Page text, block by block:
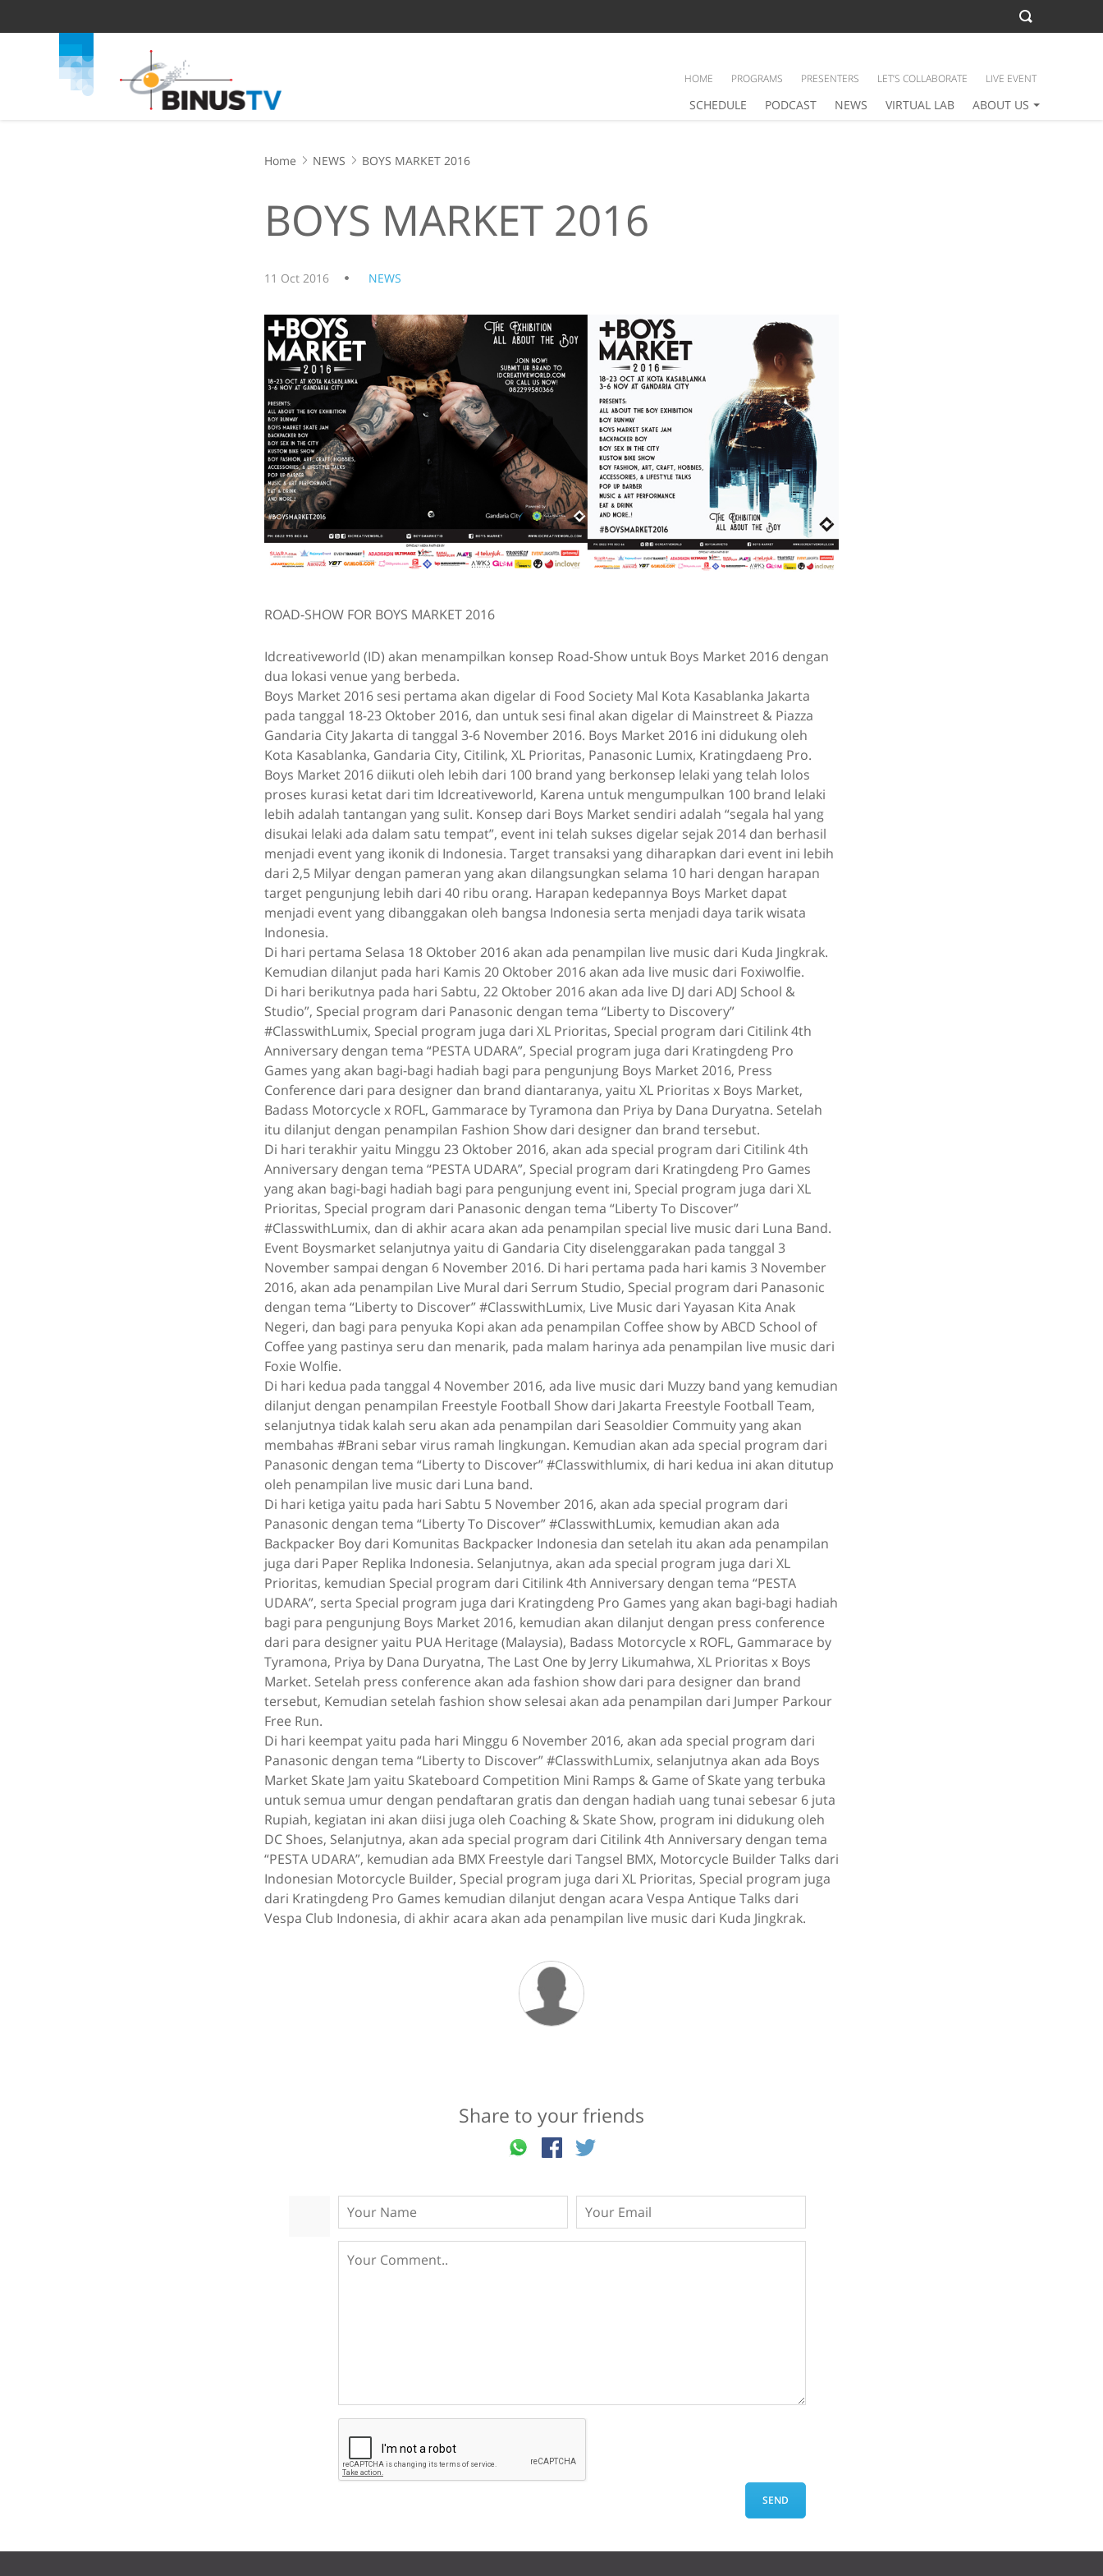
SCHEDULE PODCAST NEWS VIRTUAL LAB ABOUT US
HOME PROGRAMS PRESENTERS LET’S COLLABORATE LIVE EVENT
Home NEWS BOYS MARKET 2016
BOYS MARKET 2016
11 Oct 2016 NEWS
ROAD-SHOW FOR BOYS MARKET 2016
Idcreativeworld (ID) akan menampilkan konsep Road-Show untuk Boys Market 2016 dengan
dua lokasi venue yang berbeda.
Boys Market 2016 sesi pertama akan digelar di Food Society Mal Kota Kasablanka Jakarta
pada tanggal 18-23 Oktober 2016, dan untuk sesi final akan digelar di Mainstreet & Piazza
Gandaria City Jakarta di tanggal 3-6 November 2016. Boys Market 2016 ini didukung oleh
Kota Kasablanka, Gandaria City, Citilink, XL Prioritas, Panasonic Lumix, Kratingdaeng Pro.
Boys Market 2016 diikuti oleh lebih dari 100 brand yang berkonsep lelaki yang telah lolos
proses kurasi ketat dari tim Idcreativeworld, Karena untuk mengumpulkan 100 brand lelaki
lebih adalah tantangan yang sulit. Konsep dari Boys Market sendiri adalah “segala hal yang
disukai lelaki ada dalam satu tempat”, event ini telah sukses digelar sejak 2014 dan berhasil
menjadi event yang ikonik di Indonesia. Target transaksi yang diharapkan dari event ini lebih
dari 2,5 Milyar dengan pameran yang akan dilangsungkan selama 10 hari dengan harapan
target pengunjung lebih dari 40 ribu orang. Harapan kedepannya Boys Market dapat
menjadi event yang dibanggakan oleh bangsa Indonesia serta menjadi daya tarik wisata
Indonesia.
Di hari pertama Selasa 18 Oktober 2016 akan ada penampilan live music dari Kuda Jingkrak.
Kemudian dilanjut pada hari Kamis 20 Oktober 2016 akan ada live music dari Foxiwolfie.
Di hari berikutnya pada hari Sabtu, 22 Oktober 2016 akan ada live DJ dari ADJ School &
Studio”, Special program dari Panasonic dengan tema “Liberty to Discovery”
#ClasswithLumix, Special program juga dari XL Prioritas, Special program dari Citilink 4th
Anniversary dengan tema “PESTA UDARA”, Special program juga dari Kratingdeng Pro
Games yang akan bagi-bagi hadiah bagi para pengunjung Boys Market 2016, Press
Conference dari para designer dan brand diantaranya, yaitu XL Prioritas x Boys Market,
Badass Motorcycle x ROFL, Gammarace by Tyramona dan Priya by Dana Duryatna. Setelah
itu dilanjut dengan penampilan Fashion Show dari designer dan brand tersebut.
Di hari terakhir yaitu Minggu 23 Oktober 2016, akan ada special program dari Citilink 4th
Anniversary dengan tema “PESTA UDARA”, Special program dari Kratingdeng Pro Games
yang akan bagi-bagi hadiah bagi para pengunjung event ini, Special program juga dari XL
Prioritas, Special program dari Panasonic dengan tema “Liberty To Discover”
#ClasswithLumix, dan di akhir acara akan ada penampilan special live music dari Luna Band.
Event Boysmarket selanjutnya yaitu di Gandaria City diselenggarakan pada tanggal 3
November sampai dengan 6 November 2016. Di hari pertama pada hari kamis 3 November
2016, akan ada penampilan Live Mural dari Serrum Studio, Special program dari Panasonic
dengan tema “Liberty to Discover” #ClasswithLumix, Live Music dari Yayasan Kita Anak
Negeri, dan bagi para penyuka Kopi akan ada penampilan Coffee show by ABCD School of
Coffee yang pastinya seru dan menarik, pada malam harinya ada penampilan live music dari
Foxie Wolfie.
Di hari kedua pada tanggal 4 November 2016, ada live music dari Muzzy band yang kemudian
dilanjut dengan penampilan Freestyle Football Show dari Jakarta Freestyle Football Team,
selanjutnya tidak kalah seru akan ada penampilan dari Seasoldier Commuity yang akan
membahas #Brani sebar virus ramah lingkungan. Kemudian akan ada special program dari
Panasonic dengan tema “Liberty to Discover” #Classwithlumix, di hari kedua ini akan ditutup
oleh penampilan live music dari Luna band.
Di hari ketiga yaitu pada hari Sabtu 5 November 2016, akan ada special program dari
Panasonic dengan tema “Liberty To Discover” #ClasswithLumix, kemudian akan ada
Backpacker Boy dari Komunitas Backpacker Indonesia dan setelah itu akan ada penampilan
juga dari Paper Replika Indonesia. Selanjutnya, akan ada special program juga dari XL
Prioritas, kemudian Special program dari Citilink 4th Anniversary dengan tema “PESTA
UDARA”, serta Special program juga dari Kratingdeng Pro Games yang akan bagi-bagi hadiah
bagi para pengunjung Boys Market 2016, kemudian akan dilanjut dengan press conference
dari para designer yaitu PUA Heritage (Malaysia), Badass Motorcycle x ROFL, Gammarace by
Tyramona, Priya by Dana Duryatna, The Last One by Jerry Likumahwa, XL Prioritas x Boys
Market. Setelah press conference akan ada fashion show dari para designer dan brand
tersebut, Kemudian setelah fashion show selesai akan ada penampilan dari Jumper Parkour
Free Run.
Di hari keempat yaitu pada hari Minggu 6 November 2016, akan ada special program dari
Panasonic dengan tema “Liberty to Discover” #ClasswithLumix, selanjutnya akan ada Boys
Market Skate Jam yaitu Skateboard Competition Mini Ramps & Game of Skate yang terbuka
untuk semua umur dengan pendaftaran gratis dan dengan hadiah uang tunai sebesar 6 juta
Rupiah, kegiatan ini akan diisi juga oleh Coaching & Skate Show, program ini didukung oleh
DC Shoes, Selanjutnya, akan ada special program dari Citilink 4th Anniversary dengan tema
“PESTA UDARA”, kemudian ada BMX Freestyle dari Tangsel BMX, Motorcycle Builder Talks dari
Indonesian Motorcycle Builder, Special program juga dari XL Prioritas, Special program juga
dari Kratingdeng Pro Games kemudian dilanjut dengan acara Vespa Antique Talks dari
Vespa Club Indonesia, di akhir acara akan ada penampilan live music dari Kuda Jingkrak.
Share to your friends